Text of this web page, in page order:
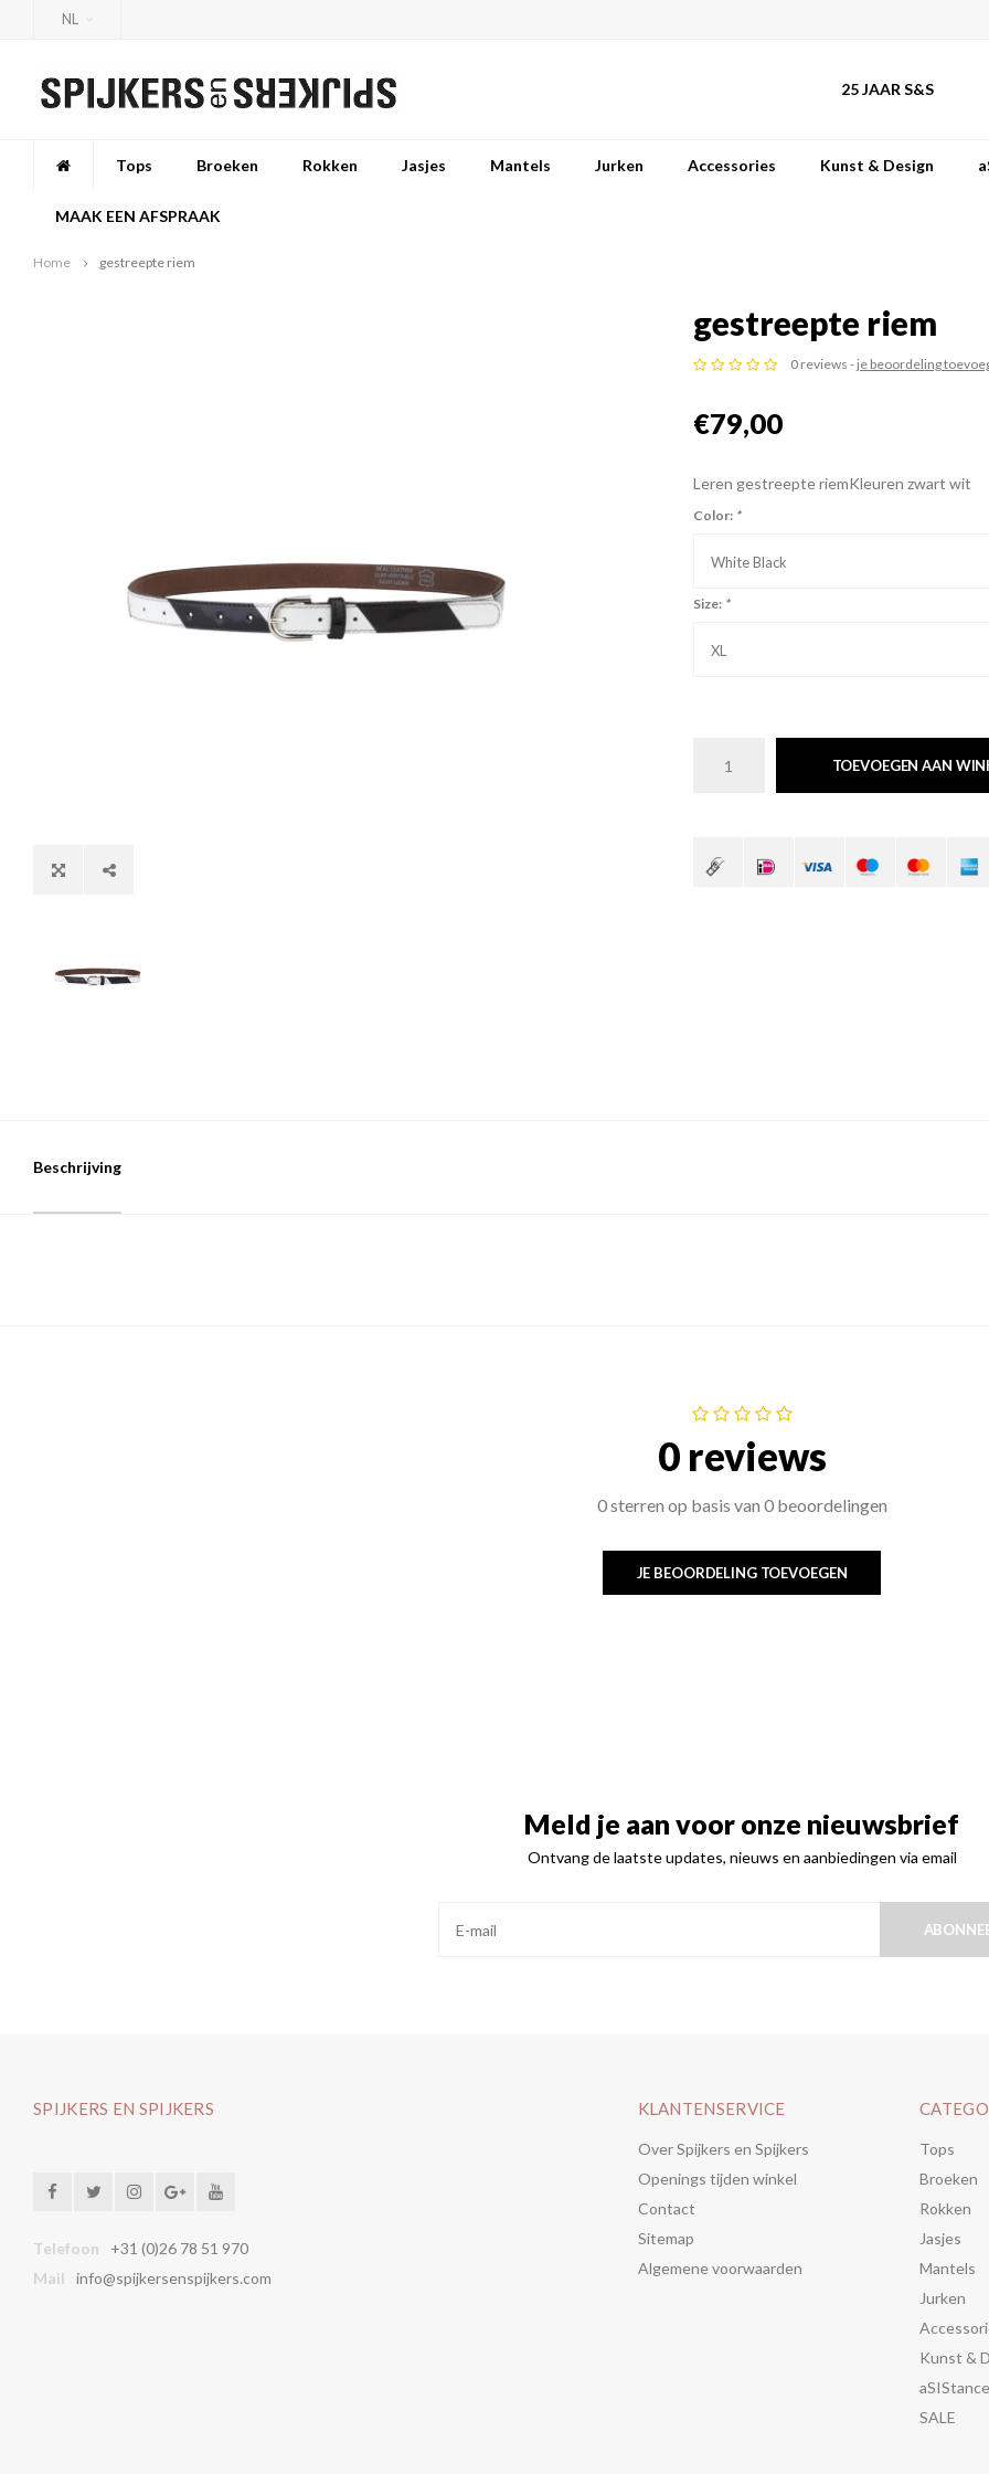
NL
25 JAAR S&S
Tops Broeken Rokken Jasjes Mantels Jurken Accessories Kunst & Design
MAAK EEN AFSPRAAK
Home gestreepte riem
gestreepte riem
0 reviews - je beoordeling
€79,00
Leren gestreepte riemKleuren zwart wit
Color: *
White Black
Size: *
XL
TOEVOEGEN AAN
Beschrijving
0 reviews
0 sterren op basis van 0 beoordelingen
JE BEOORDELING TOEVOEGEN
Meld je aan voor onze nieuwsbrief
Ontvang de laatste updates, nieuws en aanbiedingen via email
SPIJKERS EN SPIJKERS
Telefoon
+31 (0)26 78 51 970
Mail
info@spijkersenspijkers.com
KLANTENSERVICE
Over Spijkers en Spijkers
Openings tijden winkel
Contact
Sitemap
Algemene voorwaarden
Tops
Broeken
Rokken
Jasjes
Mantels
Jurken
Kunst &
aSIStance
SALE